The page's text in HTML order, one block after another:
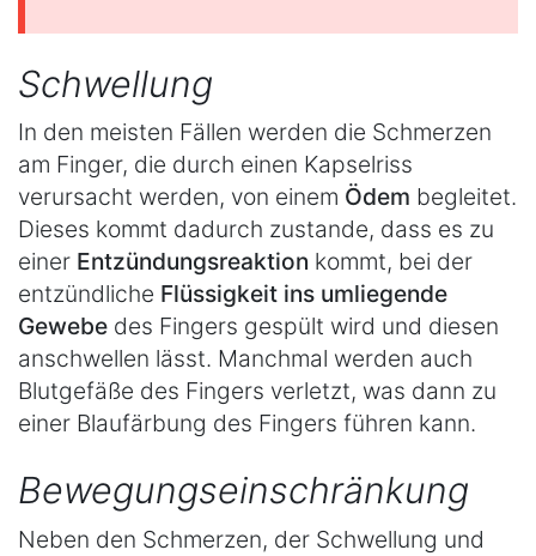
Schwellung
In den meisten Fällen werden die Schmerzen
am Finger, die durch einen Kapselriss
verursacht werden, von einem Ödem begleitet.
Dieses kommt dadurch zustande, dass es zu
einer Entzündungsreaktion kommt, bei der
entzündliche Flüssigkeit ins umliegende
Gewebe des Fingers gespült wird und diesen
anschwellen lässt. Manchmal werden auch
Blutgefäße des Fingers verletzt, was dann zu
einer Blaufärbung des Fingers führen kann.
Bewegungseinschränkung
Neben den Schmerzen, der Schwellung und